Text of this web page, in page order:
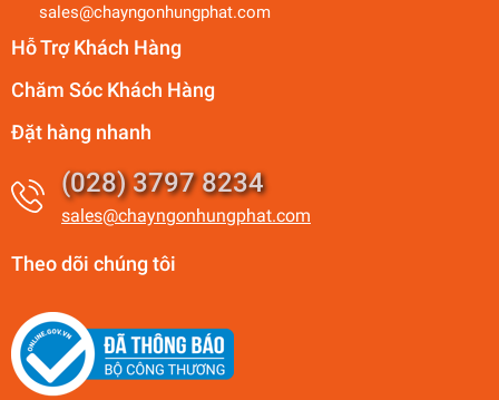
sales@chayngonhungphat.com
Hỗ Trợ Khách Hàng
Chăm Sóc Khách Hàng
Đặt hàng nhanh
(028) 3797 8234
sales@chayngonhungphat.com
Theo dõi chúng tôi